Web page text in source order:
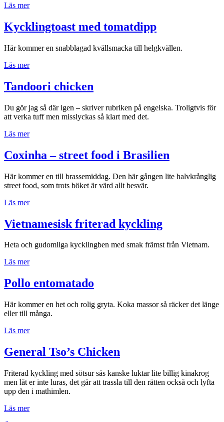
bacon”
Läs mer”Chicken
Kycklingtoast med tomatdipp
Här kommer en snabblagad kvällsmacka till helgkvällen.
Läs mer”Kycklingtoast
tomatdipp”
Tandoori chicken
Du gör jag så där igen – skriver rubriken på engelska. Troligtvis för
att verka tuff men misslyckas så klart med det.
Läs mer”Tandoori
Coxinha – street food i Brasilien
Här kommer en till brassemiddag. Den här gången lite halvkrånglig
street food, som trots böket är värd allt besvär.
Läs mer”Coxinha
food
Brasilien”
Vietnamesisk friterad kyckling
Heta och gudomliga kycklingben med smak främst från Vietnam.
Läs mer”Vietnamesisk
kyckling”
Pollo entomatado
Här kommer en het och rolig gryta. Koka massor så räcker det länge
eller till många.
Läs mer”Pollo
General Tso’s Chicken
Friterad kyckling med sötsur sås kanske luktar lite billig kinakrog
men låt er inte luras, det går att trassla till den rätten också och lyfta
upp den i mathimlen.
Läs mer”General